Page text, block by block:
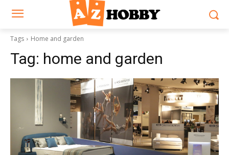
Tags Home and garden
Tag: home and garden